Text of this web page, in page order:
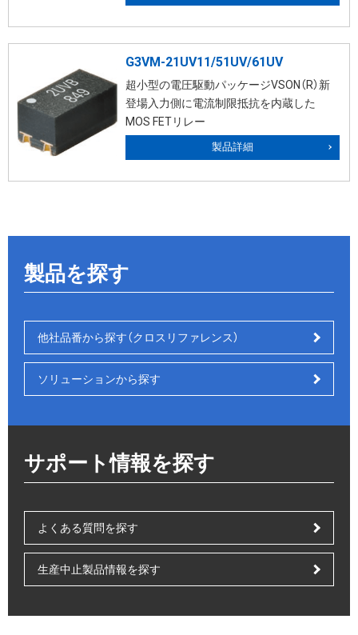
G3VM-21UV11/51UV/61UV
超小型の電圧駆動パッケージVSON（R）新
登場入力側に電流制限抵抗を内蔵した
MOS FETリレー
製品詳細
製品を探す
他社品番から探す（クロスリファレンス）
ソリューションから探す
サポート情報を探す
よくある質問を探す
生産中止製品情報を探す